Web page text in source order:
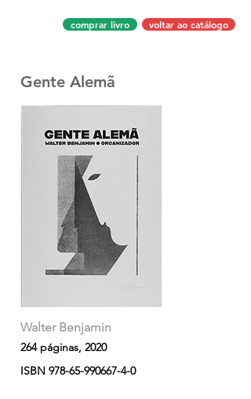
comprar livro voltar ao catálogo
Gente Alemã
Walter Benjamin
264 páginas, 2020
ISBN 978-65-990667-4-0